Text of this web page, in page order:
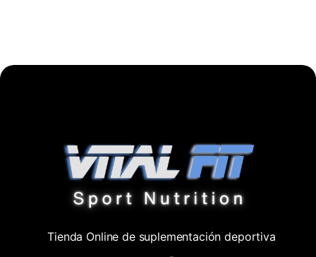
Tienda Online de suplementación deportiva